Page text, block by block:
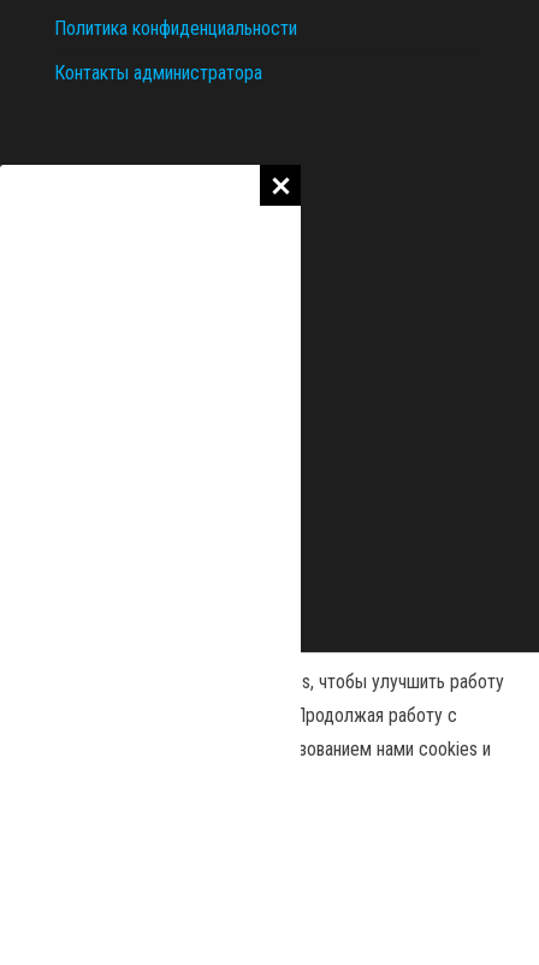
Политика конфиденциальности
Контакты администратора
Наш сайт использует файлы cookies, чтобы улучшить работу
и повысить эффективность сайта. Продолжая работу с
сайтом, вы соглашаетесь с использованием нами cookies и